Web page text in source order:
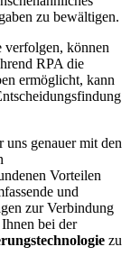
zu bewältigen.
verfolgen, können
RPA die
ermöglicht, kann
genauer mit den
Vorteilen
und
zur Verbindung
bei der
zu